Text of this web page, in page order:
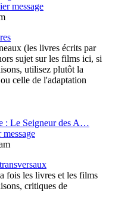
message
(les livres écrits par
sujet sur les films ici, si
utilisez plutôt la
celle de l'adaptation
: Le Seigneur des A…
fois les livres et les films
critiques de